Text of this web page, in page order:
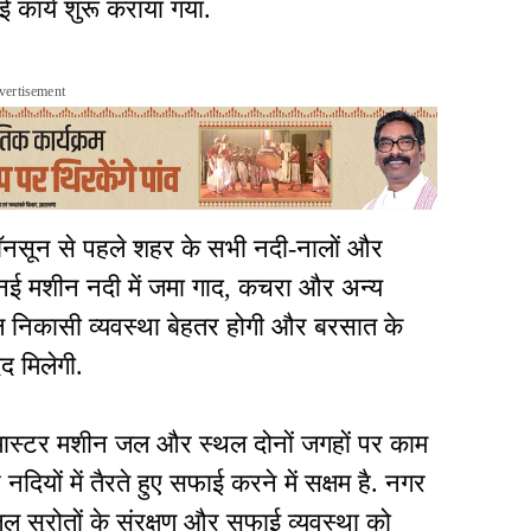
शुरू कराया गया.
से पहले शहर के सभी नदी-नालों और
मशीन नदी में जमा गाद, कचरा और अन्य
व्यवस्था बेहतर होगी और बरसात के
मिलेगी.
मशीन जल और स्थल दोनों जगहों पर काम
में तैरते हुए सफाई करने में सक्षम है. नगर
के संरक्षण और सफाई व्यवस्था को